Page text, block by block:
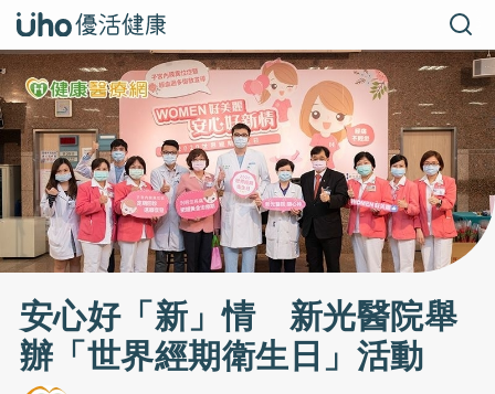
安心好「新」情 新光醫院舉
辦「世界經期衛生日」活動